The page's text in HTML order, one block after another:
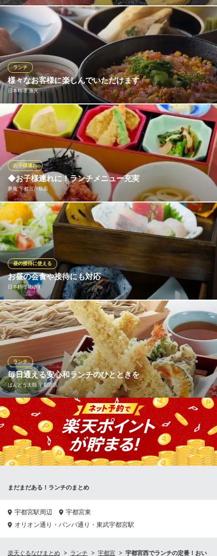
楓ランチ 国産牛サーロインステーキ（120g）
3,993円(税込)
慶ランチ【A】国産牛サーロインステーキ（150g）
4,477円(税込)
慶ランチ【B】国産牛ヒレステーキ（120g）
5,566円(税込)
ランチメニューをもっと見る
ステーキ 慶
目の前で焼く鉄板焼
東武宇都宮線江曽島駅 徒歩5分
栃木県宇都宮市春日町5-20
当店の味を気軽に知っていただく入口として、ランチメニューは
1,200円からご用意。セットの茶碗蒸しやあら汁も一切手抜きなし
の本格派。「この価格でこの満足感！」と驚きの声をいただく、
自慢のランチです。
新和寿司・肴料理 ののじ 坂の下店
新鮮お寿司・海鮮料理
東武宇都宮線東武宇都宮駅 徒歩27分
栃木県宇都宮市戸祭町2229
様々なお客様に楽しんでいただけます
日本料理 漁火
ランチ
ランチタイムには自慢の鮮魚を使った「漁火特製海鮮丼ランチ」
をはじめ、生の魚が苦手な方にも召し上がっていただける「煮魚
定食」や「国産牛のすき焼きランチ」をご提供しております。山
海の恵みがたっぷりのリーズナブルなランチや季節の味を満喫で
きる御膳など、老若男女問わず楽しめる料理をご用意しておりま
す。
日本料理 漁火
和食レストラン
ＪＲ宇都宮駅 徒歩31分
栃木県宇都宮市上大曽町492-1 ホテル東日本宇都宮1F
◆お子様連れに！ランチメニュー充実
夢庵 宇都宮戸祭店
お子様連れ
お得な丼ぶり、そば・うどん、御膳など、様々なランチメニュー
はお子様連れにも人気！うどんやカレー、ハンバーグなど、お子
様が大好きなメニューを豊富にご用意。ガチャガチャができるカ
プセルトイ付きのセットもあり、お食事の時間を楽しく盛り上げ
ます。
おすすめランチメニュー
ランチ天丼（小麺セット）
989円(税込)
若鶏の唐揚げランチ
879円(税込)
1,099円(税込)
ランチメニューをもっと見る
夢庵 宇都宮戸祭店
ファミリーレストラン
東武宇都宮線東武宇都宮駅 車11分
栃木県宇都宮市上戸祭町530-1
お昼の会食や接待にも対応
日本料理花ゆず
昼の接待に使える
お昼は二部制にしており、11:30の会と、13:00の会でご予約を承
っております。昼でしか味わえない「歳時御膳」や「花ゆず懐
石」もおすすめです。夜のコースをご注文いただくことも可能で
すので、昼の接待や会食、法事や顔合わせなど幅広く対応してお
ります。
おすすめランチメニュー
花膳
2,200円(税込)
ゆず膳
2,750円(税込)
お子様膳
1,650円(税込)
五感で楽しむ懐石料理
栃木県宇都宮市南一の沢町2-34
毎日通える安心和ランチのひとときを
ばんどう太郎 宇都宮店
ランチ
ばんどう太郎のランチは、毎日食べても飽きのこない和の味わ
い。自家製うどんや定食を中心に、ボリュームと栄養のバランス
を大切にした内容でご用意しています。お一人様からご家族ま
で、ゆったりとした店内で気軽に楽しめる、満足度の高いお昼時
間をお届けします。
和食ファミレス
栃木県宇都宮市鶴田町3-18-10
まだまだある！ランチのまとめ
宇都宮駅周辺
宇都宮東
オリオン通り・バンバ通り・東武宇都宮駅
楽天ぐるなびまとめ ランチ 宇都宮 宇都宮西でランチの定番！おい